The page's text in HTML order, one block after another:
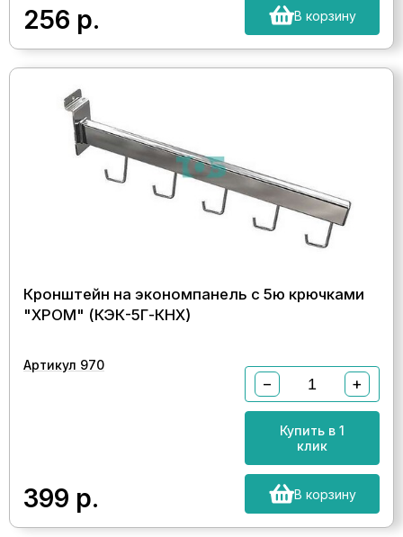
256 р. В корзину
Кронштейн на экономпанель с 5ю крючками
"ХРОМ" (КЭК-5Г-КНХ)
Артикул 970
399 р.
− +
Купить в 1
клик
В корзину